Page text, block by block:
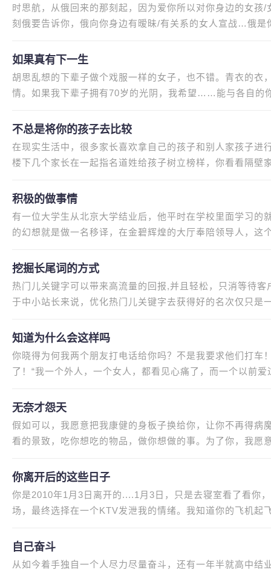
时思航，从俄回来的那刻起，因为爱你所以对你身边的女
刻俄要告诉你，俄向你身边有暧昧/有关系的女人宣战…俄
如果真有下一生
胡思乱想的下辈子做个戏服一样的女子，也不错。青衣的
情。如果我下辈子拥有70岁的光阴，我希望……能与各自的
不总是将你的孩子去比较
在现实生活中，很多家长喜欢拿自己的孩子和别人家孩子
楼下几个家长在一起指名道姓给孩子树立榜样，你看看隔壁
积极的做事情
有一位大学生从北京大学结业后，他平时在学校里面学习
的幻想就是做一名移译，在金碧辉煌的大厅奉陪领导人，
挖掘长尾词的方式
热门儿关键字可以带来高流量的回报,并且轻松，只消等待
于中小站长来说，优化热门儿关键字去获得好的名次仅只
知道为什么会这样吗
你晓得为何我两个朋友打电话给你吗？不是我要求他们打车
了！“我一个外人，一个女人，都看见心痛了，而一个以前
无奈才怨天
假如可以，我愿意把我康健的身板子换给你，让你不再得病
看的景致，吃你想吃的物品，做你想做的事。为了你，我愿
你离开后的这些日子
你是2010年1月3日离开的....1月3日，只是去寝室看了看你
场，最终选择在一个KTV发泄我的情绪。我知道你的飞机起
自己奋斗
从如今着手独自一个人尽力尽量奋斗，还有一年半就高中